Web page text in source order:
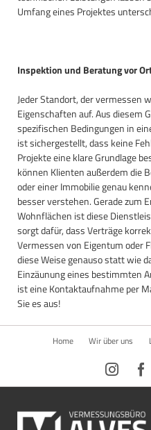
Umfang eines Projektes
Inspektion und Beratung vor
Jeder Standort, der vermessen
Eigenschaften auf. Aus diesem
spezifischen Bedingungen in
ist sichergestellt, dass keine
Projekte eine klare Grundlage
können Klienten außerdem die
oder einer Immobilie genau
besser verstehen. Gerade zum
Wohnflächen ist diese
sorgt dafür, dass Verträge
Vermessen von Eigentum oder
diese Weise genauso statt wie
Einzäunung eines bestimmten
ist eine Kontaktaufnahme per
Sie es aus!
Navigation
Home Wir über uns